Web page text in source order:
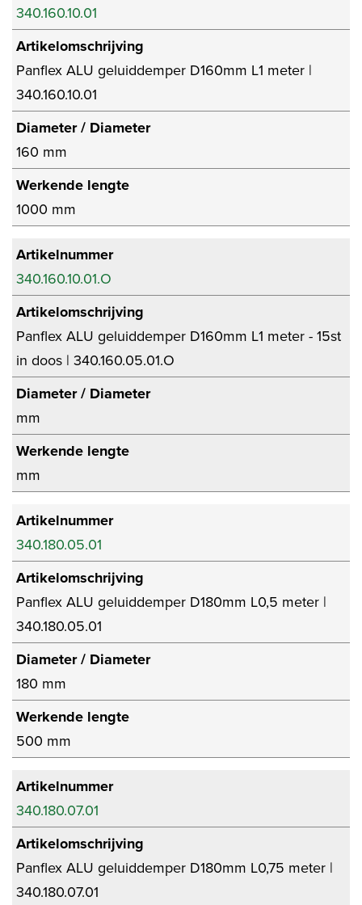
340.160.10.01
Artikelomschrijving
Panflex ALU geluiddemper D160mm L1 meter |
340.160.10.01
Diameter / Diameter
160 mm
Werkende lengte
1000 mm
Artikelnummer
340.160.10.01.O
Artikelomschrijving
Panflex ALU geluiddemper D160mm L1 meter - 15st
in doos | 340.160.05.01.O
Diameter / Diameter
mm
Werkende lengte
mm
Artikelnummer
340.180.05.01
Artikelomschrijving
Panflex ALU geluiddemper D180mm L0,5 meter |
340.180.05.01
Diameter / Diameter
180 mm
Werkende lengte
500 mm
Artikelnummer
340.180.07.01
Artikelomschrijving
Panflex ALU geluiddemper D180mm L0,75 meter |
340.180.07.01